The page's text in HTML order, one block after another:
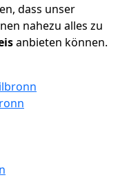
dass unser
nahezu alles zu
anbieten können.